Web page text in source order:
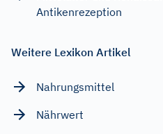
Antikenrezeption
Weitere Lexikon Artikel
Nahrungsmittel
Nährwert